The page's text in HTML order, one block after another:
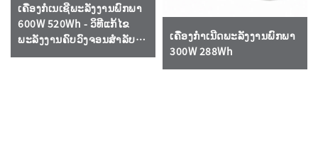
ເຄື່ອງກໍ່ເນເຊີພະລັງງານພົກພາ
600W 520Wh - ວິທີແກ້ໄຂ
ພະລັງງານຄົບວົງຈອນສຳລັບ
ການເກີດເຫດສຸກເສີນນອກບ້ານ
ເຄື່ອງກໍາເນີດພະລັງງານພົກພາ
300W 288Wh